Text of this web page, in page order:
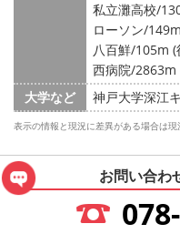
私立灘高校/
ローソン/
八百鮮/105m (
西病院/2863m
大学など
神戸大学深江
表示の情報と現況に差異がある場合は現
お問い合わ